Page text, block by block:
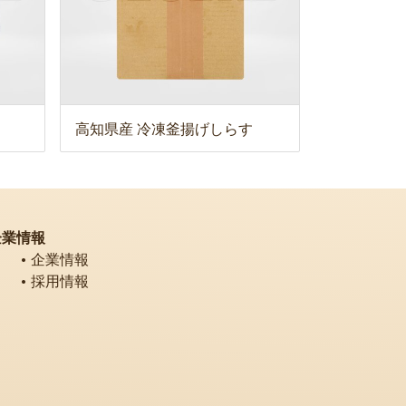
高知県産 冷凍釜揚げしらす
情報
企業情報
採用情報